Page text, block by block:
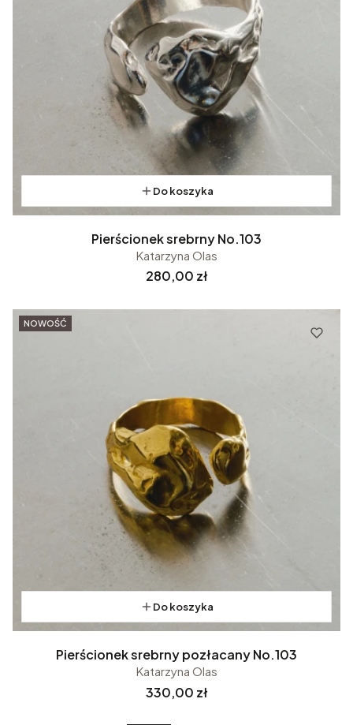
Do koszyka
Pierścionek srebrny No.103
Katarzyna Olas
Cena
280,00 zł
NOWOŚĆ
Do koszyka
Pierścionek srebrny pozłacany No.103
Katarzyna Olas
Cena
330,00 zł